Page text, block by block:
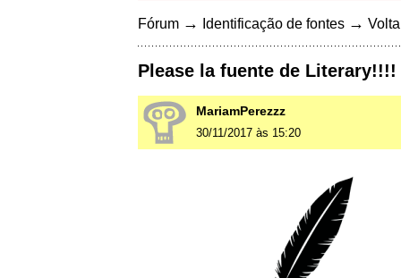
Fórum → Identificação de fontes →
Please la fuente de Literary!!!!
MariamPerezzz
30/11/2017 às 15:20